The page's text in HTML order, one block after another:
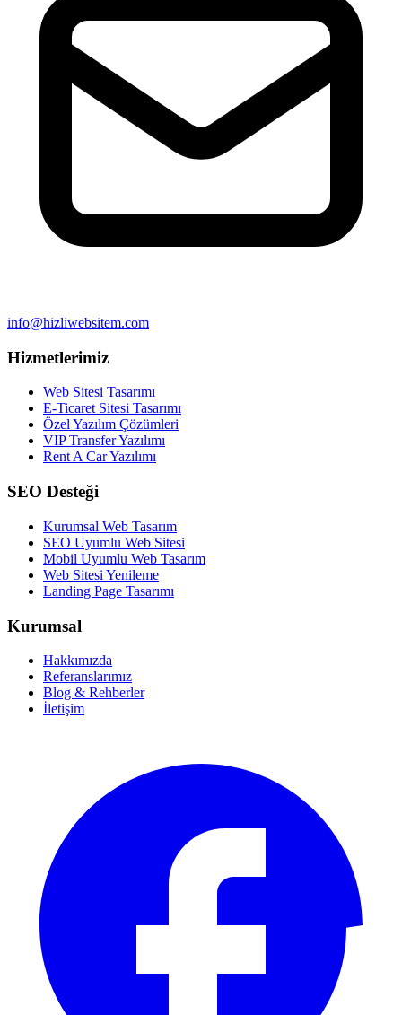
info@hizliwebsitem.com
Hizmetlerimiz
Web Sitesi Tasarımı
E-Ticaret Sitesi Tasarımı
Özel Yazılım Çözümleri
VIP Transfer Yazılımı
Rent A Car Yazılımı
SEO Desteği
Kurumsal Web Tasarım
SEO Uyumlu Web Sitesi
Mobil Uyumlu Web Tasarım
Web Sitesi Yenileme
Landing Page Tasarımı
Kurumsal
Hakkımızda
Referanslarımız
Blog & Rehberler
İletişim